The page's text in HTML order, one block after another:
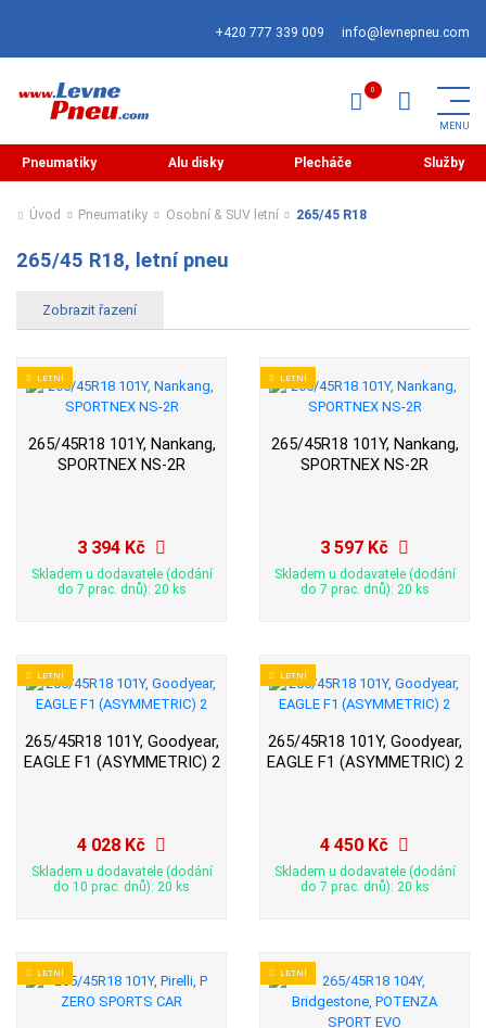
+420 777 339 009 info@levnepneu.com
Pneumatiky Alu disky Plecháče Služby
Úvod Pneumatiky Osobní & SUV letní 265/45 R18
265/45 R18, letní pneu
LETNÍ
265/45R18 101Y, Nankang,
SPORTNEX NS-2R
3 394 Kč
Skladem u dodavatele (dodání
do 7 prac. dnů): 20 ks
LETNÍ
265/45R18 101Y, Nankang,
SPORTNEX NS-2R
3 597 Kč
Skladem u dodavatele (dodání
do 7 prac. dnů): 20 ks
LETNÍ
265/45R18 101Y, Goodyear,
EAGLE F1 (ASYMMETRIC) 2
4 028 Kč
Skladem u dodavatele (dodání
do 10 prac. dnů): 20 ks
LETNÍ
265/45R18 101Y, Goodyear,
EAGLE F1 (ASYMMETRIC) 2
4 450 Kč
Skladem u dodavatele (dodání
do 7 prac. dnů): 20 ks
LETNÍ LETNÍ